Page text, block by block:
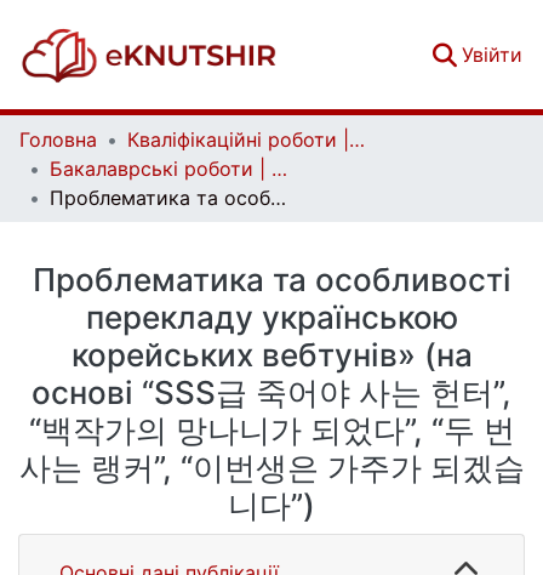
Увійти
Головна
Кваліфікаційні роботи | Qualifying works
Бакалаврські роботи | Bachelor theses
Проблематика та особливості перекладу українською корейських вебтунів» (на основі “SSS급 죽어야 사는 헌터”, “백작가의 망나니가 되었다”, “두 번 사는 랭커”, “이번생은 가주가 되겠습니다”)
Проблематика та особливості
перекладу українською
корейських вебтунів» (на
основі “SSS급 죽어야 사는 헌터”,
“백작가의 망나니가 되었다”, “두 번
사는 랭커”, “이번생은 가주가 되겠습
니다”)